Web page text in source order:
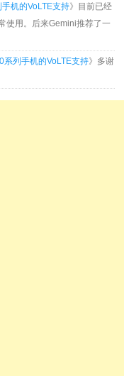
机的VoLTE支持》目前已经
使用。后来Gemini推荐了一
系列手机的VoLTE支持》多谢